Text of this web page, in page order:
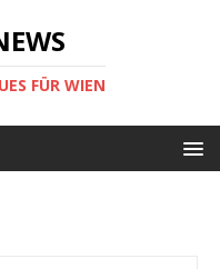
FÜR WIEN